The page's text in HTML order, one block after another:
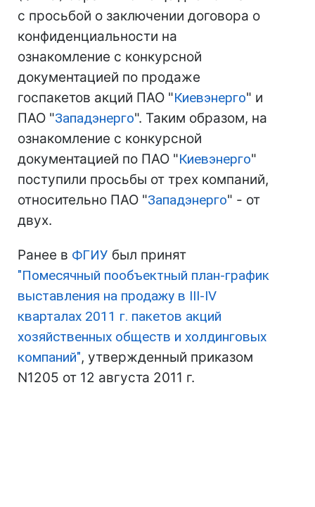
с просьбой о заключении договора о
конфиденциальности на
ознакомление с конкурсной
документацией по продаже
госпакетов акций ПАО "Киевэнерго" и
ПАО "Западэнерго". Таким образом, на
ознакомление с конкурсной
документацией по ПАО "Киевэнерго"
поступили просьбы от трех компаний,
относительно ПАО "Западэнерго" - от
двух.
Ранее в ФГИУ был принят
"Помесячный пообъектный план-график
выставления на продажу в III-IV
кварталах 2011 г. пакетов акций
хозяйственных обществ и холдинговых
компаний", утвержденный приказом
N1205 от 12 августа 2011 г.